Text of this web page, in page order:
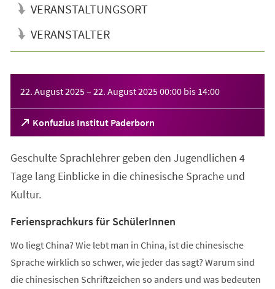
VERANSTALTUNGSORT
VERANSTALTER
22. August 2025– 22. August 202500:00 bis 14:00
Konfuzius Institut Paderborn
(Öffnet
in
neuen
Tab)
Geschulte Sprachlehrer geben den Jugendlichen 4
Tage lang Einblicke in die chinesische Sprache und
Kultur.
Feriensprachkurs für SchülerInnen
Wo liegt China? Wie lebt man in China, ist die chinesische
Sprache wirklich so schwer, wie jeder das sagt? Warum sind
die chinesischen Schriftzeichen so anders und was bedeuten